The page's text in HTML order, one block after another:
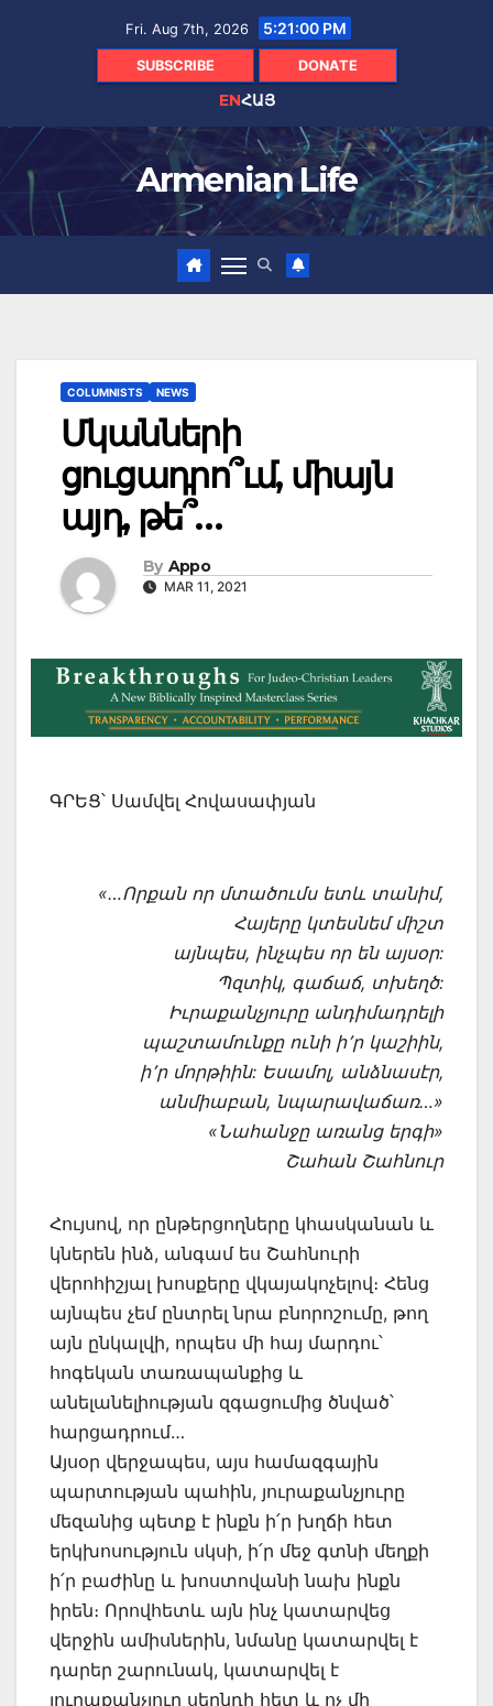
Fri. Aug 7th, 2026 5:21:01 PM
SUBSCRIBE DONATE
ENՀԱՅ
Armenian Life
COLUMNISTS NEWS
Մկանների
ցուցադրո՞ւմ, միայն
այդ, թե՞…
By Appo
MAR 11, 2021
ԳՐԵՑ՝ Սամվել Հովասափյան
«…Որքան որ մտածումս ետև տանիմ,
Հայերը կտեսնեմ միշտ
այնպես, ինչպես որ են այսօր:
Պզտիկ, գաճաճ, տխեղծ:
Իւրաքանչյուրը անդիմադրելի
պաշտամունքը ունի ի՚ր կաշիին,
ի՚ր մորթիին: Եսամոլ, անձնասէր,
անմիաբան, նպարավաճառ…»
«Նահանջը առանց երգի»
Շահան Շահնուր
Հույսով, որ ընթերցողները կհասկանան և
կներեն ինձ, անգամ ես Շահնուրի
վերոհիշյալ խոսքերը վկայակոչելով։ Հենց
այնպես չեմ ընտրել նրա բնորոշումը, թող
այն ընկալվի, որպես մի հայ մարդու՝
հոգեկան տառապանքից և
անելանելիության զգացումից ծնված՝
հարցադրում…
Այսօր վերջապես, այս համազգային
պարտության պահին, յուրաքանչյուրը
մեզանից պետք է ինքն ի՛ր խղճի հետ
երկխոսություն սկսի, ի՛ր մեջ գտնի մեղքի
ի՛ր բաժինը և խոստովանի նախ ինքն
իրեն։ Որովհետև այն ինչ կատարվեց
վերջին ամիսներին, նմանը կատարվել է
դարեր շարունակ, կատարվել է
յուրաքանչյուր սերնդի հետ և ոչ մի